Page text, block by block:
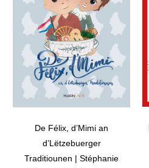
De Félix, d’Mimi an
d’Lëtzebuerger
Traditiounen | Stéphanie